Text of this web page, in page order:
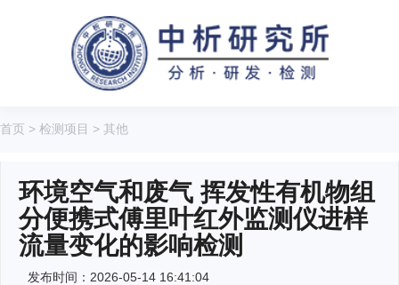
首页 > 检测项目 > 其他
环境空气和废气 挥发性有机物组
分便携式傅里叶红外监测仪进样
流量变化的影响检测
发布时间：2026-05-14 16:41:04